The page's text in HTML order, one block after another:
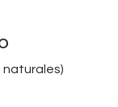
naturales)